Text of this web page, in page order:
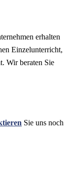
erhalten
Einzelunterricht,
Wir beraten Sie
Sie uns noch